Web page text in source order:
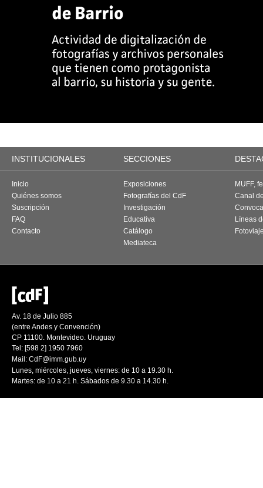
INSTITUCIONALES SECCIONES
Inicio
Quiénes somos
Suscripción
FAQ
Contacto
Exposiciones
Fotografías del CdF
Investigación
Educativa
Catálogo
Mediateca
MUFF,
Canal
Líneas
Av. 18 de Julio 885
(entre Andes y Convención)
CP 11100. Montevideo. Uruguay
Tel: [598 2] 1950 7960
Mail: CdF@imm.gub.uy
Lunes, miércoles, jueves, viernes: de 10 a 19.30 h.
Martes: de 10 a 21 h. Sábados de 9.30 a 14.30 h.